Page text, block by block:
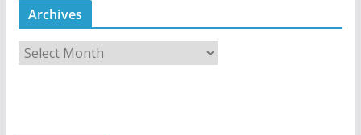
Archives
r